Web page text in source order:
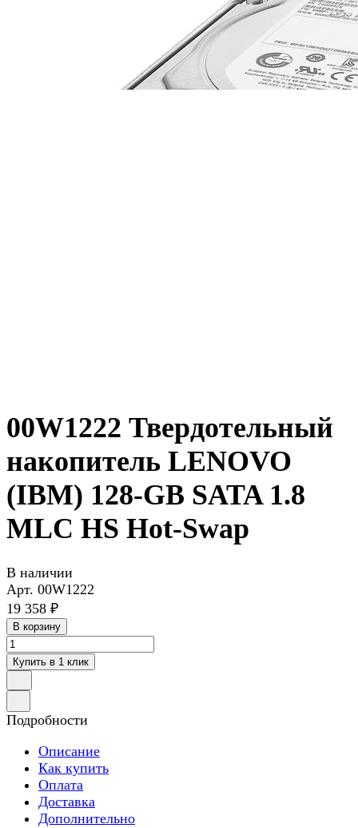
00W1222 Твердотельный
накопитель LENOVO
(IBM) 128-GB SATA 1.8
MLC HS Hot-Swap
В наличии
Арт. 00W1222
19 358 ₽
В корзину
Купить в 1 клик
Подробности
Описание
Как купить
Оплата
Доставка
Дополнительно